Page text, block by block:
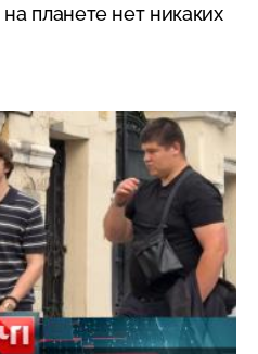
планете нет никаких